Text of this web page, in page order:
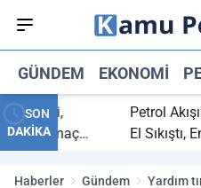
GÜNDEM EKONOMI
SON
DAKİKA
bitti,
maç
Petrol
El Sıkıştı,
Haberler Gündem
Yardım